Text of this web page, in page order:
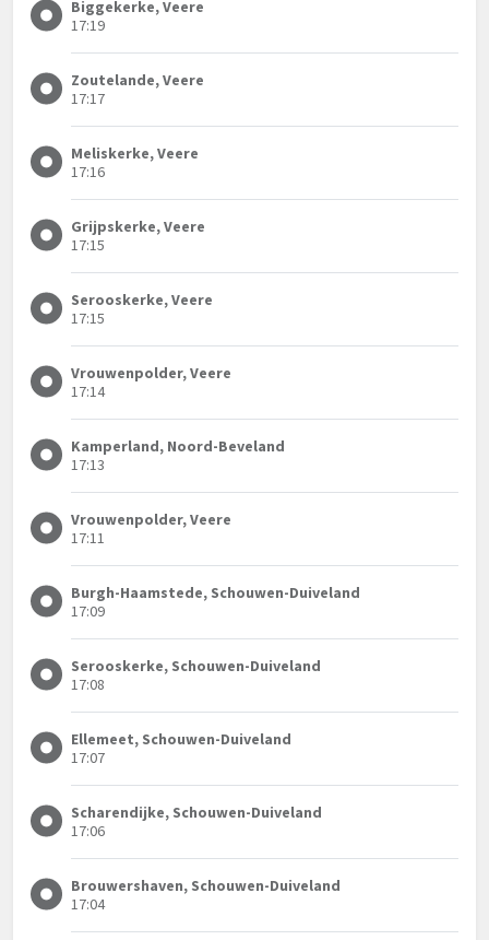
Biggekerke, Veere
17:19
Zoutelande, Veere
17:17
Meliskerke, Veere
17:16
Grijpskerke, Veere
17:15
Serooskerke, Veere
17:15
Vrouwenpolder, Veere
17:14
Kamperland, Noord-Beveland
17:13
Vrouwenpolder, Veere
17:11
Burgh-Haamstede, Schouwen-Duiveland
17:09
Serooskerke, Schouwen-Duiveland
17:08
Ellemeet, Schouwen-Duiveland
17:07
Scharendijke, Schouwen-Duiveland
17:06
Brouwershaven, Schouwen-Duiveland
17:04